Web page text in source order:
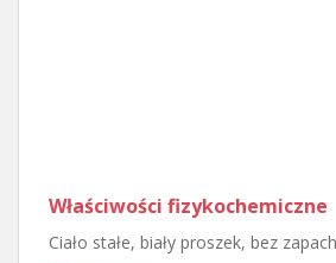
Właściwości fizykochemiczne
Ciało stałe, biały proszek, bez